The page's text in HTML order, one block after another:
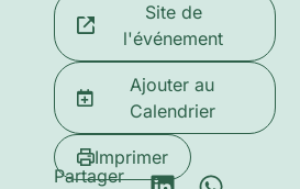
Site de
l'événement
Ajouter au
Calendrier
Imprimer
Partager